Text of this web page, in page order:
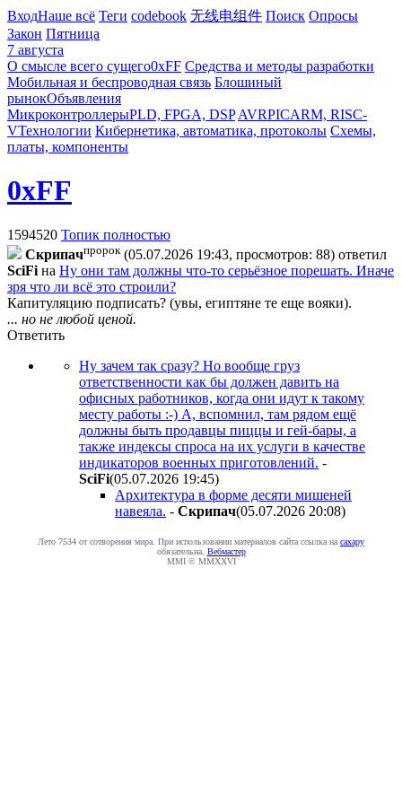
ВходНаше всё Теги codebook 无线电组件 Поиск Опросы
Закон Пятница
7 августа
О смысле всего сущего0xFF Средства и методы разработки
Мобильная и беспроводная связь Блошиный
рынокОбъявления
МикроконтроллерыPLD, FPGA, DSP AVRPICARM, RISC-
VТехнологии Кибернетика, автоматика, протоколы Схемы,
платы, компоненты
0xFF
1594520 Топик полностью
Cкpипaчпророк (05.07.2026 19:43, просмотров: 88) ответил
SciFi на Ну они там должны что-то серьёзное порешать. Иначе
зря что ли всё это строили?
Капитуляцию подписать? (увы, египтяне те еще вояки).
... но не любой ценой.
Ответить
Ну зачем так сразу? Но вообще груз
ответственности как бы должен давить на
офисных работников, когда они идут к такому
месту работы :-) А, вспомнил, там рядом ещё
должны быть продавцы пиццы и гей-бары, а
также индексы спроса на их услуги в качестве
индикаторов военных приготовлений. -
SciFi(05.07.2026 19:45)
Архитектура в форме десяти мишеней
навеяла. - Cкpипaч(05.07.2026 20:08)
Лето 7534 от сотворения мира. При использовании материалов сайта ссылка на caxapу
обязательна. Вебмастер
MMI © MMXXVI